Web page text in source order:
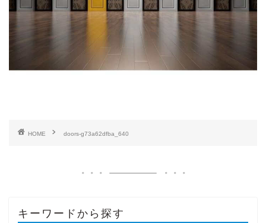
HOME doors-g73a62dfba_640
キーワードから探す